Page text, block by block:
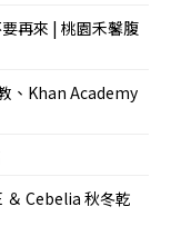
再來 | 桃園禾馨腹
、Khan Academy
＆ Cebelia 秋冬乾